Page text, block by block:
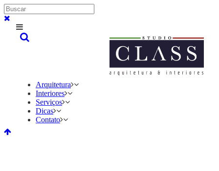
Arquitetura
Interiores
Serviços
Dicas
Contato